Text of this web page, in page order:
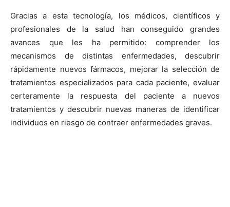
Gracias a esta tecnología, los médicos, científicos y
profesionales de la salud han conseguido grandes
avances que les ha permitido: comprender los
mecanismos de distintas enfermedades, descubrir
rápidamente nuevos fármacos, mejorar la selección de
tratamientos especializados para cada paciente, evaluar
certeramente la respuesta del paciente a nuevos
tratamientos y descubrir nuevas maneras de identificar
individuos en riesgo de contraer enfermedades graves.